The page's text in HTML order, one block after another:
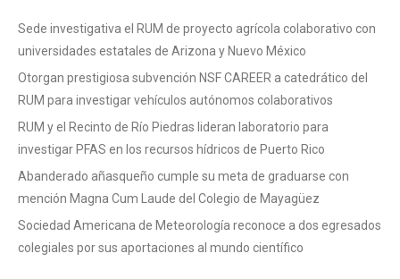
Sede investigativa el RUM de proyecto agrícola colaborativo con
universidades estatales de Arizona y Nuevo México
Otorgan prestigiosa subvención NSF CAREER a catedrático del
RUM para investigar vehículos autónomos colaborativos
RUM y el Recinto de Río Piedras lideran laboratorio para
investigar PFAS en los recursos hídricos de Puerto Rico
Abanderado añasqueño cumple su meta de graduarse con
mención Magna Cum Laude del Colegio de Mayagüez
Sociedad Americana de Meteorología reconoce a dos egresados
colegiales por sus aportaciones al mundo científico